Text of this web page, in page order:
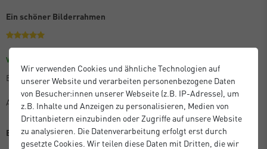
Ein schöner Bilderrahmen
Verifizierter Kauf
Es ist praktisch und schön, wenn auch etwas teuer.
Anton M.
Beste Qualität
Wir verwenden Cookies und ähnliche Technologien auf
unserer Website und verarbeiten personenbezogene Daten
von Besucher:innen unserer Webseite (z.B. IP-Adresse), um
z.B. Inhalte und Anzeigen zu personalisieren, Medien von
Drittanbietern einzubinden oder Zugriffe auf unsere Website
zu analysieren. Die Datenverarbeitung erfolgt erst durch
gesetzte Cookies. Wir teilen diese Daten mit Dritten, die wir